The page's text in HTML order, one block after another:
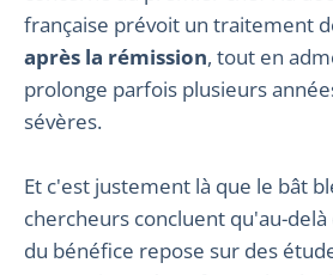
française prévoit un traitement
après la rémission, tout en
prolonge parfois plusieurs
sévères.
Et c'est justement là que le bât
chercheurs concluent qu'au-
du bénéfice repose sur des